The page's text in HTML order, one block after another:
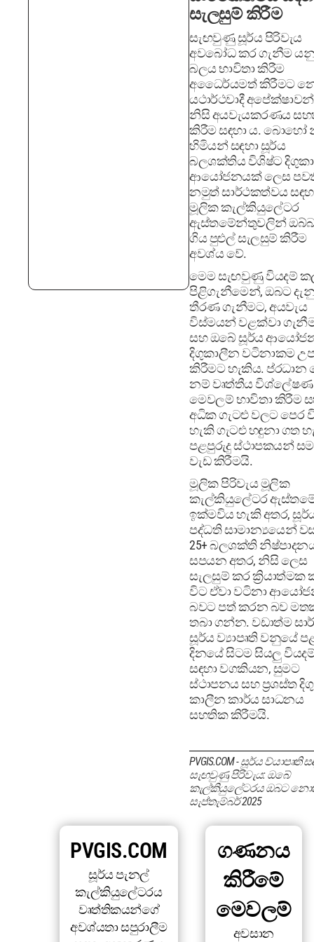
සැලසුම් කිරීම
සැඟවුණු සූර්ය පිරිවැය
අවබෝධ කර ගැනීම
බලය භාවිතා කිරීම
අධෛර්යමත් කිරීමට
යථාර්ථවාදී
නිසි අයවැයකරණය
කිරීම සඳහා ය. බොහෝ
හිමියන් සඳහා සූර්ය
බලශක්තිය විශිෂ්ට
ආයෝජනයක් ලෙස
නමුත් සාර්ථකත්වය
මූලික කැල්කියුලේටර
ඇස්තමේන්තුවලින්
ගිය පුළුල් සැලසුම් කිරීම
අවශ්ය වේ.
මෙම සැඟවුණු වියදම්
පිළිගැනීමෙන්, ඔබට
තීරණ ගැනීමට, අයවැය
විස්මයන් වළක්වා
සහ ඔබේ සූර්ය
දිගුකාලීන වටිනාකම
කිරීමට හැකිය. ප්රධාන
නම් වෘත්තීය විශ්ලේෂණ
මෙවලම් භාවිතා කිරීම
අධික ගැටළු වලට පෙර
හැකි ගැටළු හඳුනා ගත
පළපුරුදු ස්ථාපකයන්
වැඩ කිරීමයි.
මූලික පිරිවැය මූලික
කැල්කියුලේටර
ඉක්මවිය හැකි අතර,
පද්ධති සාමාන්‍යයෙන්
25+ බලශක්ති
සපයන අතර, නිසි ලෙස
සැලසුම් කර ක්‍රියාත්මක
විට ඒවා වටිනා
බවට පත් කරන බව
තබා ගන්න. වඩාත්ම
සූර්ය ව්‍යාපෘති වනුයේ
දිනයේ සිටම සියලු
සඳහා වගකියන, සුමට
ස්ථාපනය සහ ප්‍රශස්ත දිගු
කාලීන කාර්ය සාධනය
සහතික කිරීමයි.
PVGIS.COM - සූර්ය ව්යාපෘති
සැඟවුණු පිරිවැය: ඔබේ
කැල්කියුලේටරය ඔබට
සැප්තැම්බර් 2025
PVGIS.COM
සූර්ය පැනල්
කැල්කියුලේටරය
වෘත්තිකයන්ගේ
අවශ්යතා සපුරාලීම
ගණනය
කිරීමේ
මෙවලම්
අවසාන